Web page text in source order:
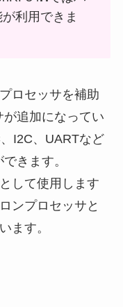
利用できま
ロセッサを補助
追加になってい
I2C、UARTなど
きます。
して使用します
ンプロセッサと
ます。